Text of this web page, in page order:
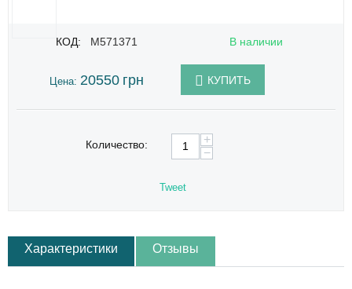
КОД: M571371 В наличии
Цена: 20550 грн КУПИТЬ
Количество:
+
−
Tweet
Характеристики Отзывы